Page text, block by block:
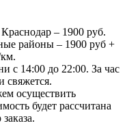
– 1900 руб.
районы – 1900 руб +
с 14:00 до 22:00. За час
свяжется.
осуществить
будет рассчитана